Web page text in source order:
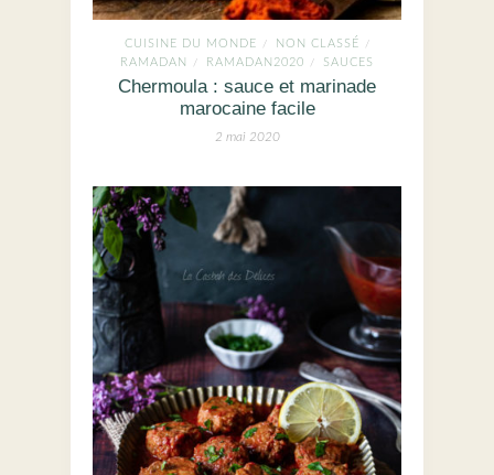
CUISINE DU MONDE / NON CLASSÉ /
RAMADAN / RAMADAN2020 / SAUCES
Chermoula : sauce et marinade
marocaine facile
2 mai 2020